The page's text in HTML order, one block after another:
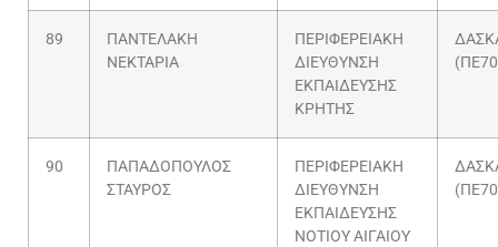
89
ΠΑΝΤΕΛΑΚΗ
ΝΕΚΤΑΡΙΑ
ΠΕΡΙΦΕΡΕΙΑΚΗ
ΔΙΕΥΘΥΝΣΗ
ΕΚΠΑΙΔΕΥΣΗΣ
ΚΡΗΤΗΣ
90
ΠΑΠΑΔΟΠΟΥΛΟΣ
ΣΤΑΥΡΟΣ
ΠΕΡΙΦΕΡΕΙΑΚΗ
ΔΙΕΥΘΥΝΣΗ
ΕΚΠΑΙΔΕΥΣΗΣ
ΝΟΤΙΟΥ ΑΙΓΑΙΟΥ